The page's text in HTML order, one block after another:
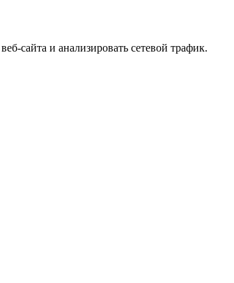
сайта и анализировать сетевой трафик.